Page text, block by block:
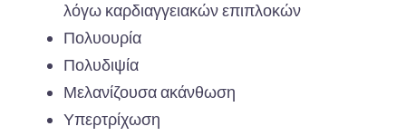
λόγω καρδιαγγειακών επιπλοκών
Πολυουρία
Πολυδιψία
Μελανίζουσα ακάνθωση
Υπερτρίχωση